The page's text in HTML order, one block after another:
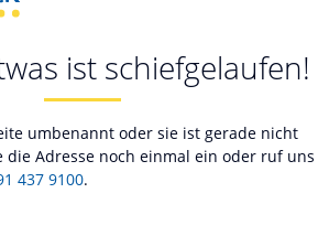
ist schiefgelaufen!
umbenannt oder sie ist gerade nicht
Adresse noch einmal ein oder ruf uns
437 9100.